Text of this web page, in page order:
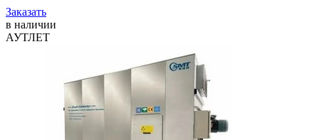
Заказать
в наличии
АУТЛЕТ